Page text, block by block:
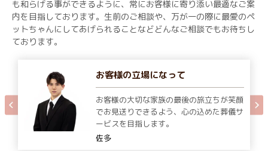
も和らげる事ができるように、常にお客様に寄り添い最適なご案
内を目指しております。生前のご相談や、万が一の際に最愛のペ
ットちゃんにしてあげられることなどどんなご相談でもお待ちし
ております。
お客様の立場になって
お客様の大切な家族の最後の旅立ちが笑顔
でお見送りできるよう、心の込めた葬儀サ
ービスを目指します。
佐多